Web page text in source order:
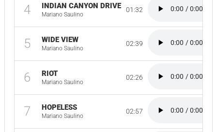
4 INDIAN CANYON DRIVE
Mariano Saulino
01:32
5 WIDE VIEW
Mariano Saulino
02:39
6 RIOT
Mariano Saulino
02:26
7 HOPELESS
Mariano Saulino
02:57